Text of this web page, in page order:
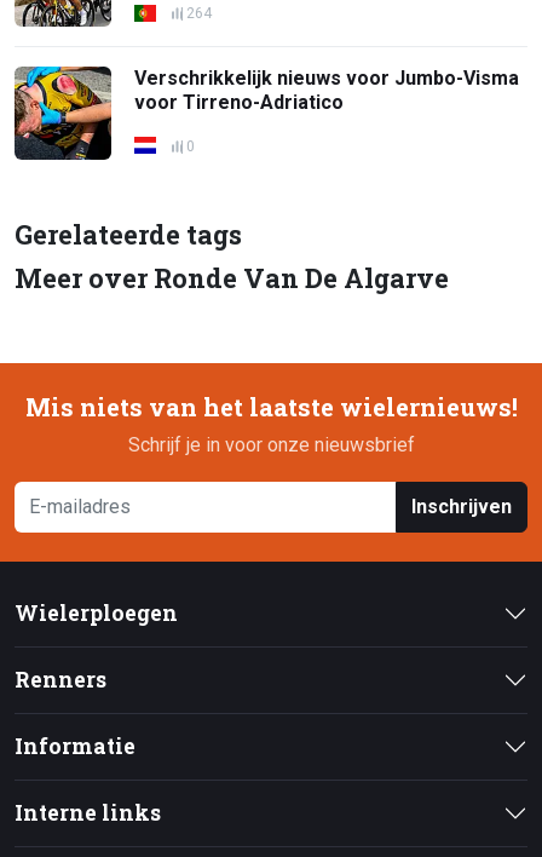
264
Verschrikkelijk nieuws voor Jumbo-Visma
voor Tirreno-Adriatico
0
Gerelateerde tags
Meer over Ronde Van De Algarve
Mis niets van het laatste wielernieuws!
Schrijf je in voor onze nieuwsbrief
Inschrijven
Wielerploegen
Renners
Informatie
Interne links